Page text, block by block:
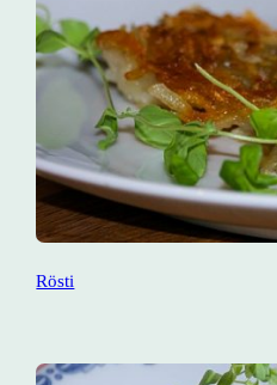
Rösti